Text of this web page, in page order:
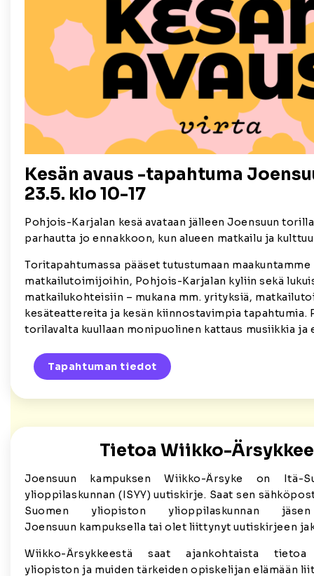
Kesän avaus -tapahtuma
23.5. klo 10-17
Pohjois-Karjalan kesä avataan jälleen Joensuun
parhautta jo ennakkoon, kun alueen matkailu ja
Toritapahtumassa pääset tutustumaan maakuntamme
matkailutoimijoihin, Pohjois-Karjalan kyliin sekä
matkailukohteisiin – mukana mm. yrityksiä,
kesäteattereita ja kesän kiinnostavimpia tapahtumia.
torilavalta kuullaan monipuolinen kattaus musiikkia ja
Tapahtuman tiedot
Tietoa Wiikko-
Joensuun kampuksen Wiikko-Ärsyke on Itä-
ylioppilaskunnan (ISYY) uutiskirje. Saat sen
Suomen yliopiston ylioppilaskunnan
Joensuun kampuksella tai olet liittynyt uutiskirjeen
Wiikko-Ärsykkeestä saat ajankohtaista tietoa
yliopiston ja muiden tärkeiden opiskelijan elämään